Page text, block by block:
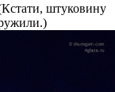
штуковину